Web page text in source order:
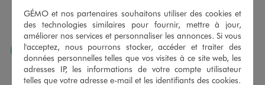
sous 30 jours, sur simple présentation du ticket de caisse,
dans tous les magasins GÉMO.
JE PEUX FAIRE RETOUCHER MES ARTICLES
Ourlets, ceintures… vous avez la possibilité de faire
retoucher vos articles textiles dans nos magasins. Les tarifs
GÉMO et nos partenaires souhaitons utiliser des cookies et
des technologies similaires pour fournir, mettre à jour,
améliorer nos services et personnaliser les annonces. Si vous
l'acceptez, nous pourrons stocker, accéder et traiter des
données personnelles telles que vos visites à ce site web, les
adresses IP, les informations de votre compte utilisateur
telles que votre adresse e-mail et les identifiants des cookies.